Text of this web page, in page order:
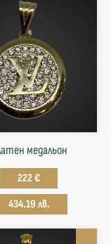
медальон
222 €
434.19 лв.